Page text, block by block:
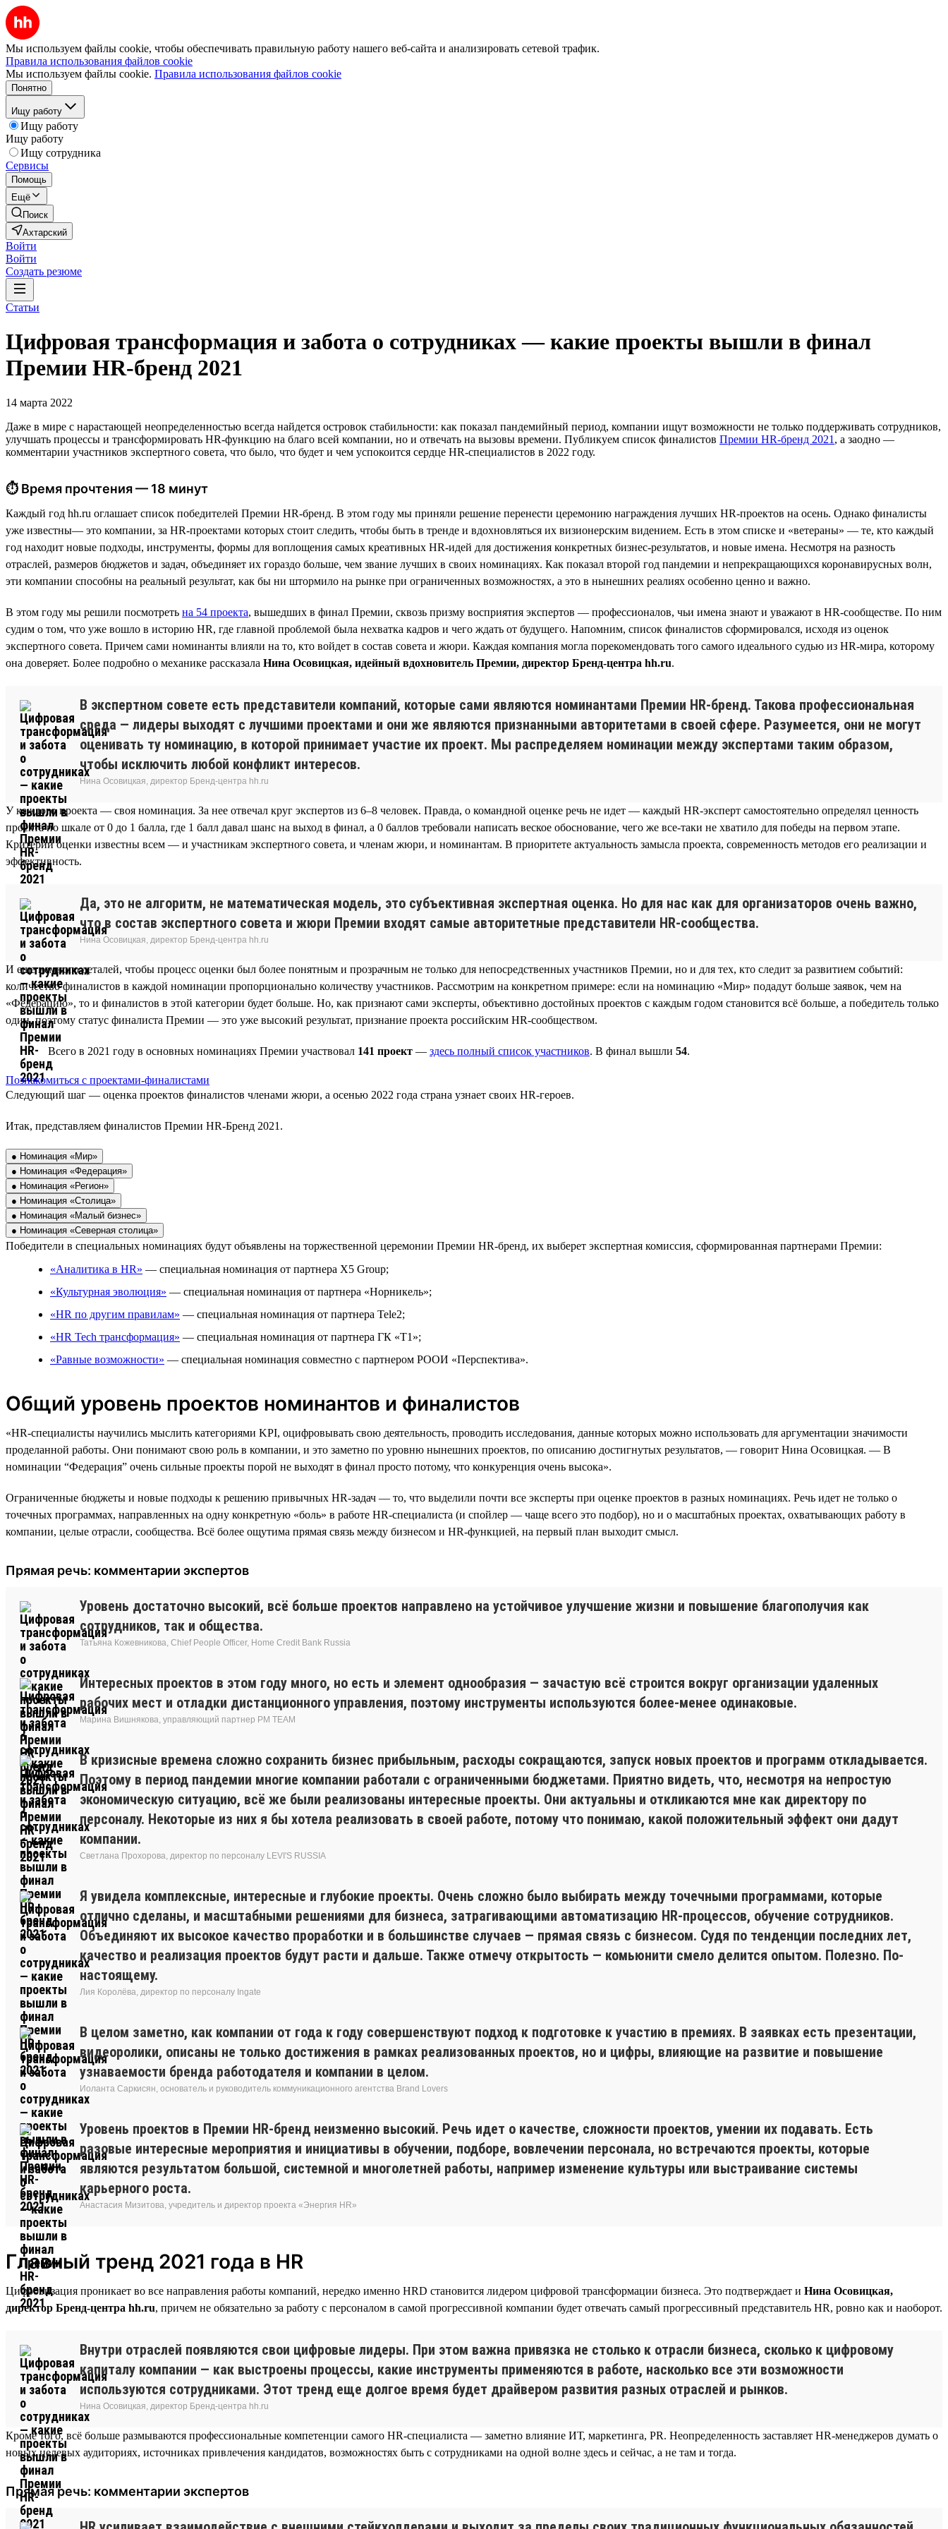
Мы используем файлы cookie, чтобы обеспечивать правильную работу нашего веб-сайта и анализировать сетевой трафик.
Правила использования файлов cookie
Мы используем файлы cookie. Правила использования файлов cookie
Понятно
Ищу работу
Ищу работу
Ищу работу
Ищу сотрудника
Сервисы
Помощь
Ещё
Поиск
Ахтарский
Войти
Войти
Создать резюме
Статьи
Цифровая трансформация и забота о сотрудниках — какие проекты вышли в финал
Премии HR-бренд 2021
14 марта 2022
Даже в мире с нарастающей неопределенностью всегда найдется островок стабильности: как показал пандемийный период, компании ищут возможности не только поддерживать сотрудников,
улучшать процессы и трансформировать HR-функцию на благо всей компании, но и отвечать на вызовы времени. Публикуем список финалистов Премии HR-бренд 2021 , а заодно —
комментарии участников экспертного совета, что было, что будет и чем успокоится сердце HR-специалистов в 2022 году.
⏱ Время прочтения — 18 минут
Каждый год hh.ru оглашает список победителей Премии HR-бренд. В этом году мы приняли решение перенести церемонию награждения лучших HR-проектов на осень. Однако финалисты
уже известны— это компании, за HR-проектами которых стоит следить, чтобы быть в тренде и вдохновляться их визионерским видением. Есть в этом списке и «ветераны» — те, кто каждый
год находит новые подходы, инструменты, формы для воплощения самых креативных HR-идей для достижения конкретных бизнес-результатов, и новые имена. Несмотря на разность
отраслей, размеров бюджетов и задач, объединяет их гораздо больше, чем звание лучших в своих номинациях. Как показал второй год пандемии и непрекращающихся коронавирусных волн,
эти компании способны на реальный результат, как бы ни штормило на рынке при ограниченных возможностях, а это в нынешних реалиях особенно ценно и важно.
В этом году мы решили посмотреть на 54 проекта, вышедших в финал Премии, сквозь призму восприятия экспертов — профессионалов, чьи имена знают и уважают в HR-сообществе. По ним
судим о том, что уже вошло в историю HR, где главной проблемой была нехватка кадров и чего ждать от будущего. Напомним, список финалистов сформировался, исходя из оценок
экспертного совета. Причем сами номинанты влияли на то, кто войдет в состав совета и жюри. Каждая компания могла порекомендовать того самого идеального судью из HR-мира, которому
она доверяет. Более подробно о механике рассказала Нина Осовицкая, идейный вдохновитель Премии, директор Бренд-центра hh.ru.
В экспертном совете есть представители компаний, которые сами являются номинантами Премии HR-бренд. Такова профессиональная
среда — лидеры выходят с лучшими проектами и они же являются признанными авторитетами в своей сфере. Разумеется, они не могут
оценивать ту номинацию, в которой принимает участие их проект. Мы распределяем номинации между экспертами таким образом,
чтобы исключить любой конфликт интересов.
Нина Осовицкая, директор Бренд-центра hh.ru
У каждого проекта — своя номинация. За нее отвечал круг экспертов из 6–8 человек. Правда, о командной оценке речь не идет — каждый HR-эксперт самостоятельно определял ценность
проекта по шкале от 0 до 1 балла, где 1 балл давал шанс на выход в финал, а 0 баллов требовали написать веское обоснование, чего же все-таки не хватило для победы на первом этапе.
Критерии оценки известны всем — и участникам экспертного совета, и членам жюри, и номинантам. В приоритете актуальность замысла проекта, современность методов его реализации и
эффективность.
Да, это не алгоритм, не математическая модель, это субъективная экспертная оценка. Но для нас как для организаторов очень важно,
что в состав экспертного совета и жюри Премии входят самые авторитетные представители HR-сообщества.
Нина Осовицкая, директор Бренд-центра hh.ru
И еще немного деталей, чтобы процесс оценки был более понятным и прозрачным не только для непосредственных участников Премии, но и для тех, кто следит за развитием событий:
количество финалистов в каждой номинации пропорционально количеству участников. Рассмотрим на конкретном примере: если на номинацию «Мир» подадут больше заявок, чем на
«Федерацию», то и финалистов в этой категории будет больше. Но, как признают сами эксперты, объективно достойных проектов с каждым годом становится всё больше, а победитель только
один, поэтому статус финалиста Премии — это уже высокий результат, признание проекта российским HR-сообществом.
Всего в 2021 году в основных номинациях Премии участвовал 141 проект — здесь полный список участников. В финал вышли 54.
Познакомиться с проектами-финалистами
Следующий шаг — оценка проектов финалистов членами жюри, а осенью 2022 года страна узнает своих HR-героев.
Итак, представляем финалистов Премии HR-Бренд 2021.
● Номинация «Мир»
● Номинация «Федерация»
● Номинация «Регион»
● Номинация «Столица»
● Номинация «Малый бизнес»
● Номинация «Северная столица»
Победители в специальных номинациях будут объявлены на торжественной церемонии Премии HR-бренд, их выберет экспертная комиссия, сформированная партнерами Премии:
«Аналитика в HR» — специальная номинация от партнера X5 Group;
«Культурная эволюция» — специальная номинация от партнера «Норникель»;
«HR по другим правилам» — специальная номинация от партнера Tele2;
«HR Tech трансформация» — специальная номинация от партнера ГК «Т1»;
«Равные возможности» — специальная номинация совместно с партнером РООИ «Перспектива».
Общий уровень проектов номинантов и финалистов
«HR-специалисты научились мыслить категориями KPI, оцифровывать свою деятельность, проводить исследования, данные которых можно использовать для аргументации значимости
проделанной работы. Они понимают свою роль в компании, и это заметно по уровню нынешних проектов, по описанию достигнутых результатов, — говорит Нина Осовицкая. — В
номинации “Федерация” очень сильные проекты порой не выходят в финал просто потому, что конкуренция очень высока».
Ограниченные бюджеты и новые подходы к решению привычных HR-задач — то, что выделили почти все эксперты при оценке проектов в разных номинациях. Речь идет не только о
точечных программах, направленных на одну конкретную «боль» в работе HR-специалиста (и спойлер — чаще всего это подбор), но и о масштабных проектах, охватывающих работу в
компании, целые отрасли, сообщества. Всё более ощутима прямая связь между бизнесом и HR-функцией, на первый план выходит смысл.
Прямая речь: комментарии экспертов
Уровень достаточно высокий, всё больше проектов направлено на устойчивое улучшение жизни и повышение благополучия как
сотрудников, так и общества.
Татьяна Кожевникова, Chief People Officer, Home Credit Bank Russia
Интересных проектов в этом году много, но есть и элемент однообразия — зачастую всё строится вокруг организации удаленных
рабочих мест и отладки дистанционного управления, поэтому инструменты используются более-менее одинаковые.
Марина Вишнякова, управляющий партнер РМ ТЕАМ
В кризисные времена сложно сохранить бизнес прибыльным, расходы сокращаются, запуск новых проектов и программ откладывается.
Поэтому в период пандемии многие компании работали с ограниченными бюджетами. Приятно видеть, что, несмотря на непростую
экономическую ситуацию, всё же были реализованы интересные проекты. Они актуальны и откликаются мне как директору по
персоналу. Некоторые из них я бы хотела реализовать в своей работе, потому что понимаю, какой положительный эффект они дадут
компании.
Светлана Прохорова, директор по персоналу LEVI'S RUSSIA
Я увидела комплексные, интересные и глубокие проекты. Очень сложно было выбирать между точечными программами, которые
отлично сделаны, и масштабными решениями для бизнеса, затрагивающими автоматизацию HR-процессов, обучение сотрудников.
Объединяют их высокое качество проработки и в большинстве случаев — прямая связь с бизнесом. Судя по тенденции последних лет,
качество и реализация проектов будут расти и дальше. Также отмечу открытость — комьюнити смело делится опытом. Полезно. По-
настоящему.
Лия Королёва, директор по персоналу Ingate
В целом заметно, как компании от года к году совершенствуют подход к подготовке к участию в премиях. В заявках есть презентации,
видеоролики, описаны не только достижения в рамках реализованных проектов, но и цифры, влияющие на развитие и повышение
узнаваемости бренда работодателя и компании в целом.
Иоланта Саркисян, основатель и руководитель коммуникационного агентства Brand Lovers
Уровень проектов в Премии HR-бренд неизменно высокий. Речь идет о качестве, сложности проектов, умении их подавать. Есть
разовые интересные мероприятия и инициативы в обучении, подборе, вовлечении персонала, но встречаются проекты, которые
являются результатом большой, системной и многолетней работы, например изменение культуры или выстраивание системы
карьерного роста.
Анастасия Мизитова, учредитель и директор проекта «Энергия HR»
Главный тренд 2021 года в HR
Цифровизация проникает во все направления работы компаний, нередко именно HRD становится лидером цифровой трансформации бизнеса. Это подтверждает и Нина Осовицкая,
директор Бренд-центра hh.ru, причем не обязательно за работу с персоналом в самой прогрессивной компании будет отвечать самый прогрессивный представитель HR, ровно как и наоборот.
Внутри отраслей появляются свои цифровые лидеры. При этом важна привязка не столько к отрасли бизнеса, сколько к цифровому
капиталу компании — как выстроены процессы, какие инструменты применяются в работе, насколько все эти возможности
используются сотрудниками. Этот тренд еще долгое время будет драйвером развития разных отраслей и рынков.
Нина Осовицкая, директор Бренд-центра hh.ru
Кроме того, всё больше размываются профессиональные компетенции самого HR-специалиста — заметно влияние ИТ, маркетинга, PR. Неопределенность заставляет HR-менеджеров думать о
новых целевых аудиториях, источниках привлечения кандидатов, возможностях быть с сотрудниками на одной волне здесь и сейчас, а не там и тогда.
Прямая речь: комментарии экспертов